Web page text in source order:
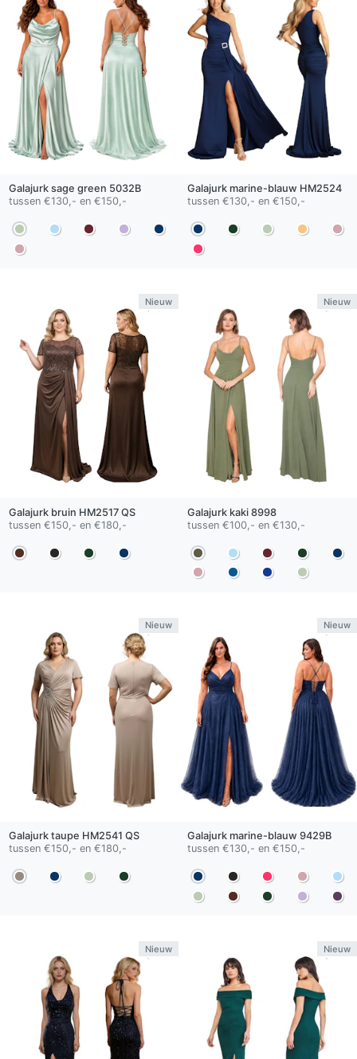
Galajurk sage green 5032B
tussen €130,- en €150,-
Galajurk marine-blauw HM2524
tussen €130,- en €150,-
Nieuw
Galajurk bruin HM2517 QS
tussen €150,- en €180,-
Nieuw
Galajurk kaki8998
tussen €100,- en €130,-
Nieuw
Galajurk taupe HM2541 QS
tussen €150,- en €180,-
Nieuw
Galajurk marine-blauw 9429B
tussen €130,- en €150,-
Nieuw Nieuw